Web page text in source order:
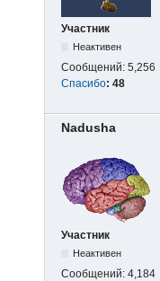
Участник
Неактивен
Сообщений: 5,256
Спасибо: 48
Nadusha
Участник
Неактивен
Сообщений: 4,184